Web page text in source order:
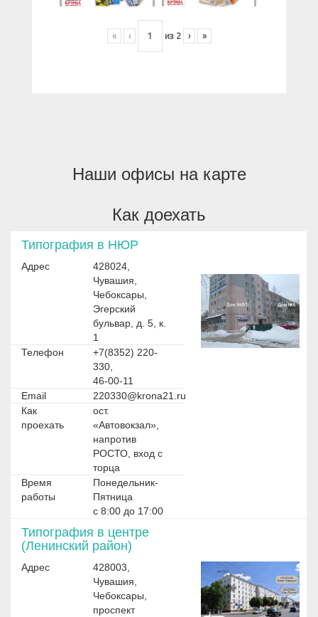
« ‹ из 2 › »
Наши офисы на карте
Как доехать
Типография в НЮР
Адрес
428024,
Чувашия,
Чебоксары,
Эгерский
бульвар, д. 5, к.
1
Телефон
+7(8352) 220-
330,
46-00-11
Email
220330@krona21.ru
Как
проехать
ост.
«Автовокзал»,
напротив
РОСТО, вход с
торца
Время
работы
Понедельник-
Пятница
с 8:00 до 17:00
Типография в центре
(Ленинский район)
Адрес
428003,
Чувашия,
Чебоксары,
проспект